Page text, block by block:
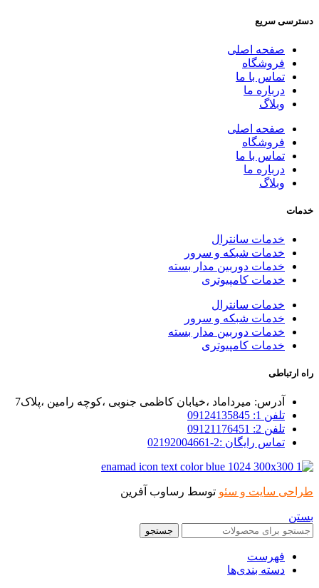
دسترسی سریع
صفحه اصلی
فروشگاه
تماس با ما
درباره ما
وبلاگ
صفحه اصلی
فروشگاه
تماس با ما
درباره ما
وبلاگ
خدمات
خدمات سانترال
خدمات شبکه و سرور
خدمات دوربین مدار بسته
خدمات کامپیوتری
خدمات سانترال
خدمات شبکه و سرور
خدمات دوربین مدار بسته
خدمات کامپیوتری
راه ارتباطی
آدرس: میرداماد ،خیابان کاظمی جنوبی ،کوچه رامین ،پلاک7
تلفن 1: 09124135845
تلفن 2: 09121176451
تماس رایگان :2-02192004661
طراحی سایت و سئو توسط رساوب آفرین
بستن
جستجو
فهرست
دسته بندی‌ها